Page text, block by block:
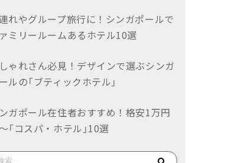
れやグループ旅行に！シンガポールで
ミリールームあるホテル10選
ゃれさん必見！デザインで選ぶシンガ
ルの「ブティックホテル」
ガポール在住者おすすめ！格安1万円
「コスパ・ホテル」10選